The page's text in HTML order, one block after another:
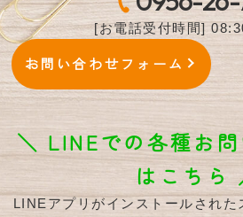
[お電話受付時間]
お問い合わせフォーム
＼ LINEでの各種お
はこちら
LINEアプリがインストールされた